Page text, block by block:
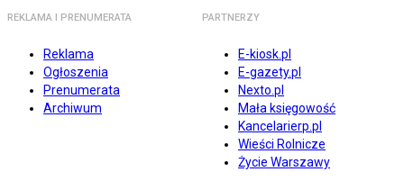
REKLAMA I PRENUMERATA
Reklama
Ogłoszenia
Prenumerata
Archiwum
PARTNERZY
E-kiosk.pl
E-gazety.pl
Nexto.pl
Mała księgowość
Kancelarierp.pl
Wieści Rolnicze
Życie Warszawy